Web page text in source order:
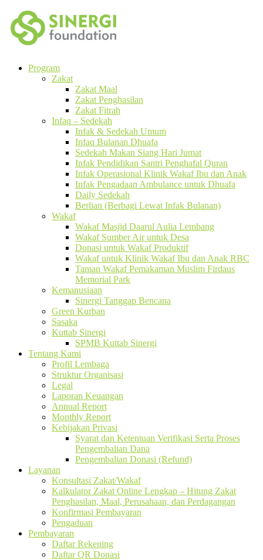
Program
Zakat
Zakat Maal
Zakat Penghasilan
Zakat Fitrah
Infaq – Sedekah
Infak & Sedekah Umum
Infaq Bulanan Dhuafa
Sedekah Makan Siang Hari Jumat
Infak Pendidikan Santri Penghafal Quran
Infak Operasional Klinik Wakaf Ibu dan Anak
Infak Pengadaan Ambulance untuk Dhuafa
Daily Sedekah
Berlian (Berbagi Lewat Infak Bulanan)
Wakaf
Wakaf Masjid Daarul Aulia Lembang
Wakaf Sumber Air untuk Desa
Donasi untuk Wakaf Produktif
Wakaf untuk Klinik Wakaf Ibu dan Anak RBC
Taman Wakaf Pemakaman Muslim Firdaus
Memorial Park
Kemanusiaan
Sinergi Tanggap Bencana
Green Kurban
Sasaka
Kuttab Sinergi
SPMB Kuttab Sinergi
Tentang Kami
Profil Lembaga
Struktur Organisasi
Legal
Laporan Keuangan
Annual Report
Monthly Report
Kebijakan Privasi
Syarat dan Ketentuan Verifikasi Serta Proses
Pengembalian Dana
Pengembalian Donasi (Refund)
Layanan
Konsultasi Zakat/Wakaf
Kalkulator Zakat Online Lengkap – Hitung Zakat
Penghasilan, Maal, Perusahaan, dan Perdagangan
Konfirmasi Pembayaran
Pengaduan
Pembayaran
Daftar Rekening
Daftar QR Donasi